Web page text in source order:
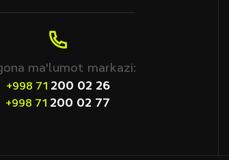
ma'lumot markazi:
+998 71 200 02 26
+998 71 200 02 77